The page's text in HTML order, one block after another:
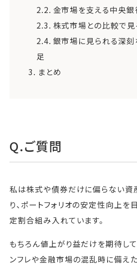
2.2. 金市場を支える中央銀
2.3. 株式市場との比較で
2.4. 銀市場に見られる深
足
3. まとめ
Q.ご質問
私は株式や債券だけに偏らない資
り、ポートフォリオの安定性向上を
定割合組み入れています。
もちろん値上がり益だけを期待し
ンフレや金融市場の混乱時に備え